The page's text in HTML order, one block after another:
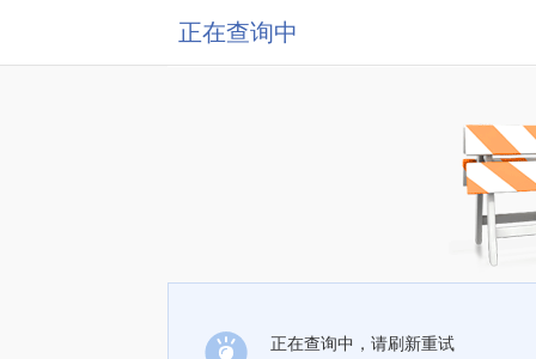
正在查询中
正在查询中，请刷新重试